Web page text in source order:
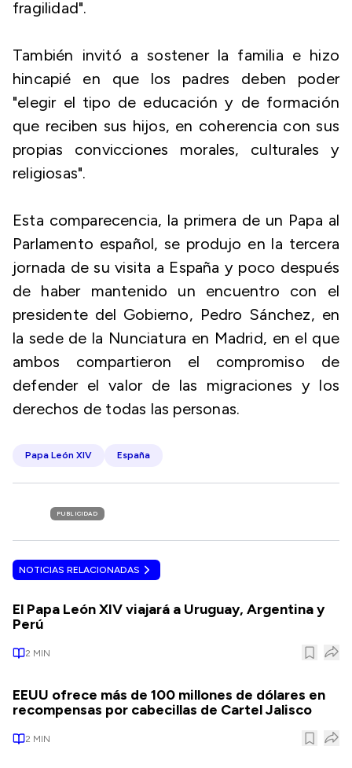
fragilidad".
También invitó a sostener la familia e hizo
hincapié en que los padres deben poder
"elegir el tipo de educación y de formación
que reciben sus hijos, en coherencia con sus
propias convicciones morales, culturales y
religiosas".
Esta comparecencia, la primera de un Papa al
Parlamento español, se produjo en la tercera
jornada de su visita a España y poco después
de haber mantenido un encuentro con el
presidente del Gobierno, Pedro Sánchez, en
la sede de la Nunciatura en Madrid, en el que
ambos compartieron el compromiso de
defender el valor de las migraciones y los
derechos de todas las personas.
Papa León XIV España
PUBLICIDAD
NOTICIAS RELACIONADAS
El Papa León XIV viajará a Uruguay, Argentina y
Perú
2 MIN
EEUU ofrece más de 100 millones de dólares en
recompensas por cabecillas de Cartel Jalisco
2 MIN